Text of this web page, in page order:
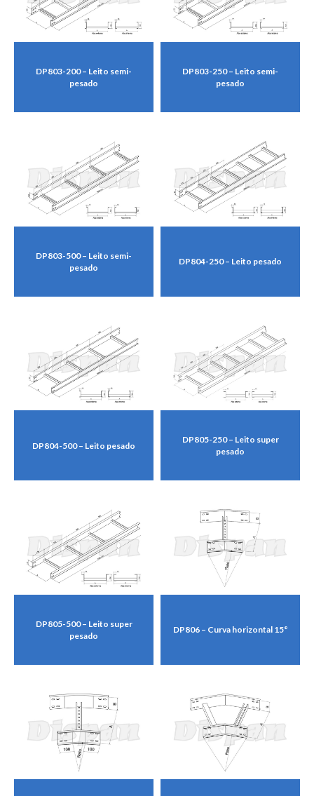
DP803-200 – Leito semi-
pesado
DP803-250 – Leito semi-
pesado
DP803-500 – Leito semi-
pesado
DP804-250 – Leito pesado
DP804-500 – Leito pesado
DP805-250 – Leito super
pesado
DP805-500 – Leito super
pesado
DP806 – Curva horizontal 15°